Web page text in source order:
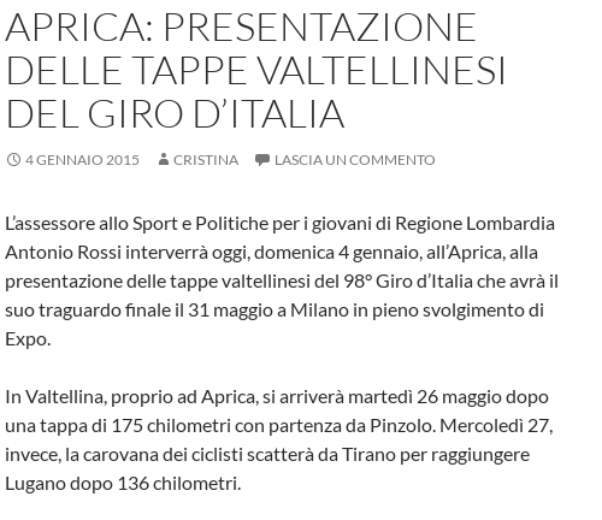
APRICA: PRESENTAZIONE
DELLE TAPPE VALTELLINESI
DEL GIRO D’ITALIA
4 GENNAIO 2015 CRISTINA LASCIA UN COMMENTO
L’assessore allo Sport e Politiche per i giovani di Regione Lombardia
Antonio Rossi interverrà oggi, domenica 4 gennaio, all’Aprica, alla
presentazione delle tappe valtellinesi del 98° Giro d’Italia che avrà il
suo traguardo finale il 31 maggio a Milano in pieno svolgimento di
Expo.
In Valtellina, proprio ad Aprica, si arriverà martedì 26 maggio dopo
una tappa di 175 chilometri con partenza da Pinzolo. Mercoledì 27,
invece, la carovana dei ciclisti scatterà da Tirano per raggiungere
Lugano dopo 136 chilometri.